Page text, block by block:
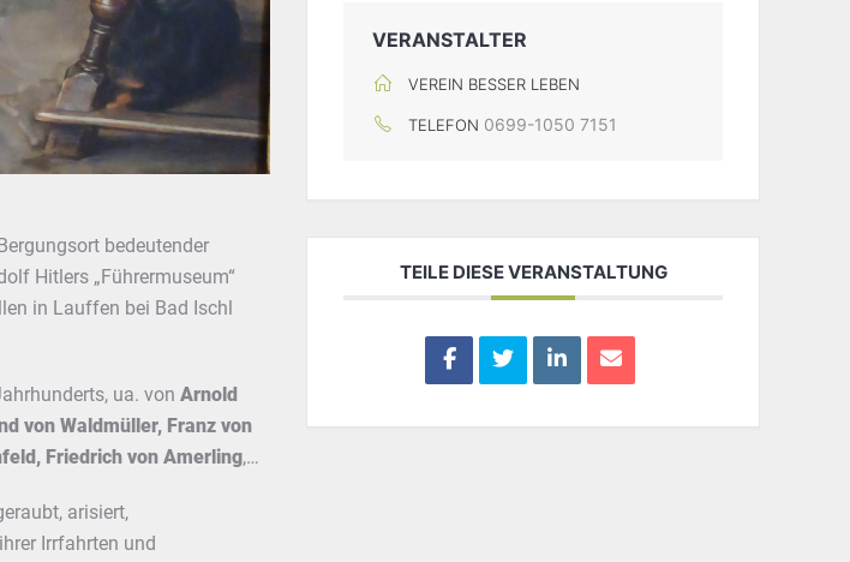
bedeutender
Hitlers „Führermuseum“
in Lauffen bei Bad Ischl
ua. von Arnold
von Waldmüller, Franz von
Friedrich von Amerling,…
arisiert,
Irrfahrten und
VERANSTALTER
VEREIN BESSER LEBEN
TELEFON 0699-1050 7151
TEILE DIESE VERANSTALTUNG